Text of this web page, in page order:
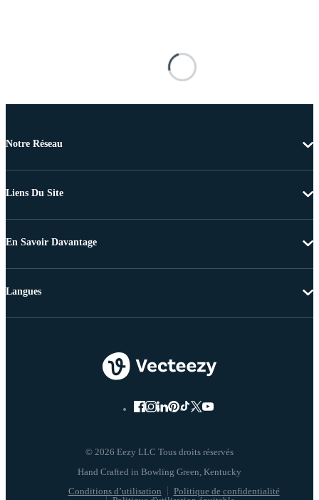
Notre Réseau
Liens Du Site
En Savoir Davantage
© 2026 Eezy LLC Tous droits réservés
Conditions d’utilisation
Politique de confidentialité
Langues